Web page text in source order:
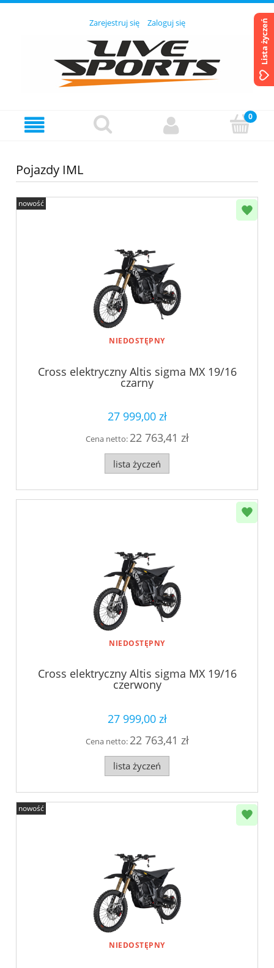
Zarejestruj się Zaloguj się
Pojazdy IML
NIEDOSTĘPNY
Cross elektryczny Altis sigma MX 19/16
czarny
27 999,00 zł
Cena netto: 22 763,41 zł
lista życzeń
nowość
NIEDOSTĘPNY
Cross elektryczny Altis sigma MX 19/16
czerwony
27 999,00 zł
Cena netto: 22 763,41 zł
lista życzeń
NIEDOSTĘPNY
nowość
Lista życzeń